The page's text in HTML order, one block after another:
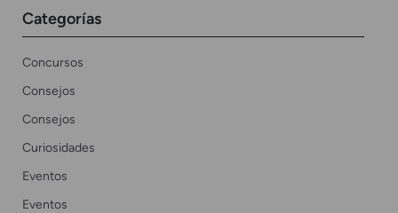
Categorías
Concursos
Consejos
Consejos
Curiosidades
Eventos
Eventos